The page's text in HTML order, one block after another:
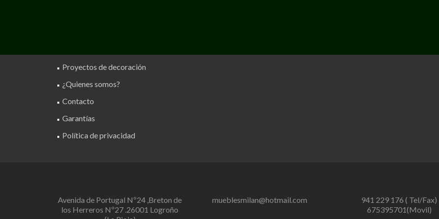
Proyectos de decoración
¿Quienes somos?
Contacto
Garantías
Política de privacidad
Avenida de Portugal Nº24 ,Breton de
los Herreros Nº27 .26001 Logroño
mueblesmilan@hotmail.com
941 229 176 ( Tel/Fax)
675395701(Movil)